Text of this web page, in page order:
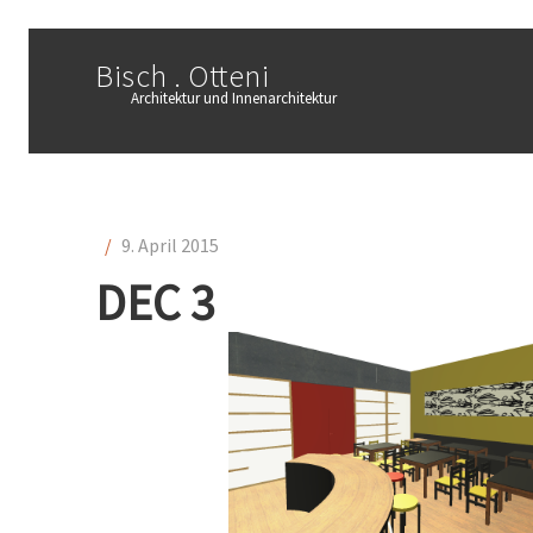
Bisch . Otteni
Architektur und Innenarchitektur
/ 9. April 2015
DEC 3